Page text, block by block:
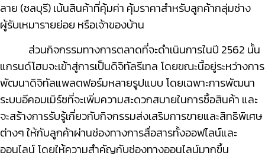
ลาย (ชลบุรี) เน้นสินค้าที่คุ้มค่า คุ้มราคาสำหรับลูกค้ากลุ่มช่าง
ผู้รับเหมารายย่อย หรือเจ้าของบ้าน
ส่วนกิจกรรมทางการตลาดที่จะดำเนินการในปี 2562 นั้น
แกรนด์โฮมจะเข้าสู่การเป็นดิจิทัลรีเทล โดยขณะนี้อยู่ระหว่างการ
พัฒนาดิจิทัลแพลตฟอร์มหลายรูปแบบ โดยเฉพาะการพัฒนา
ระบบอีคอมเมิร์ซที่จะเพิ่มความสะดวกสบายในการซื้อสินค้า และ
จะสร้างการรับรู้เกี่ยวกับกิจกรรมส่งเสริมการขายและสิทธิพิเศษ
ต่างๆ ให้กับลูกค้าผ่านช่องทางการสื่อสารทั้งออฟไลน์และ
ออนไลน์ โดยให้ความสำคัญกับช่องทางออนไลน์มากขึ้น